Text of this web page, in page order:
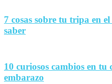
7 cosas sobre tu tripa en
saber
10 curiosos cambios en tu
embarazo